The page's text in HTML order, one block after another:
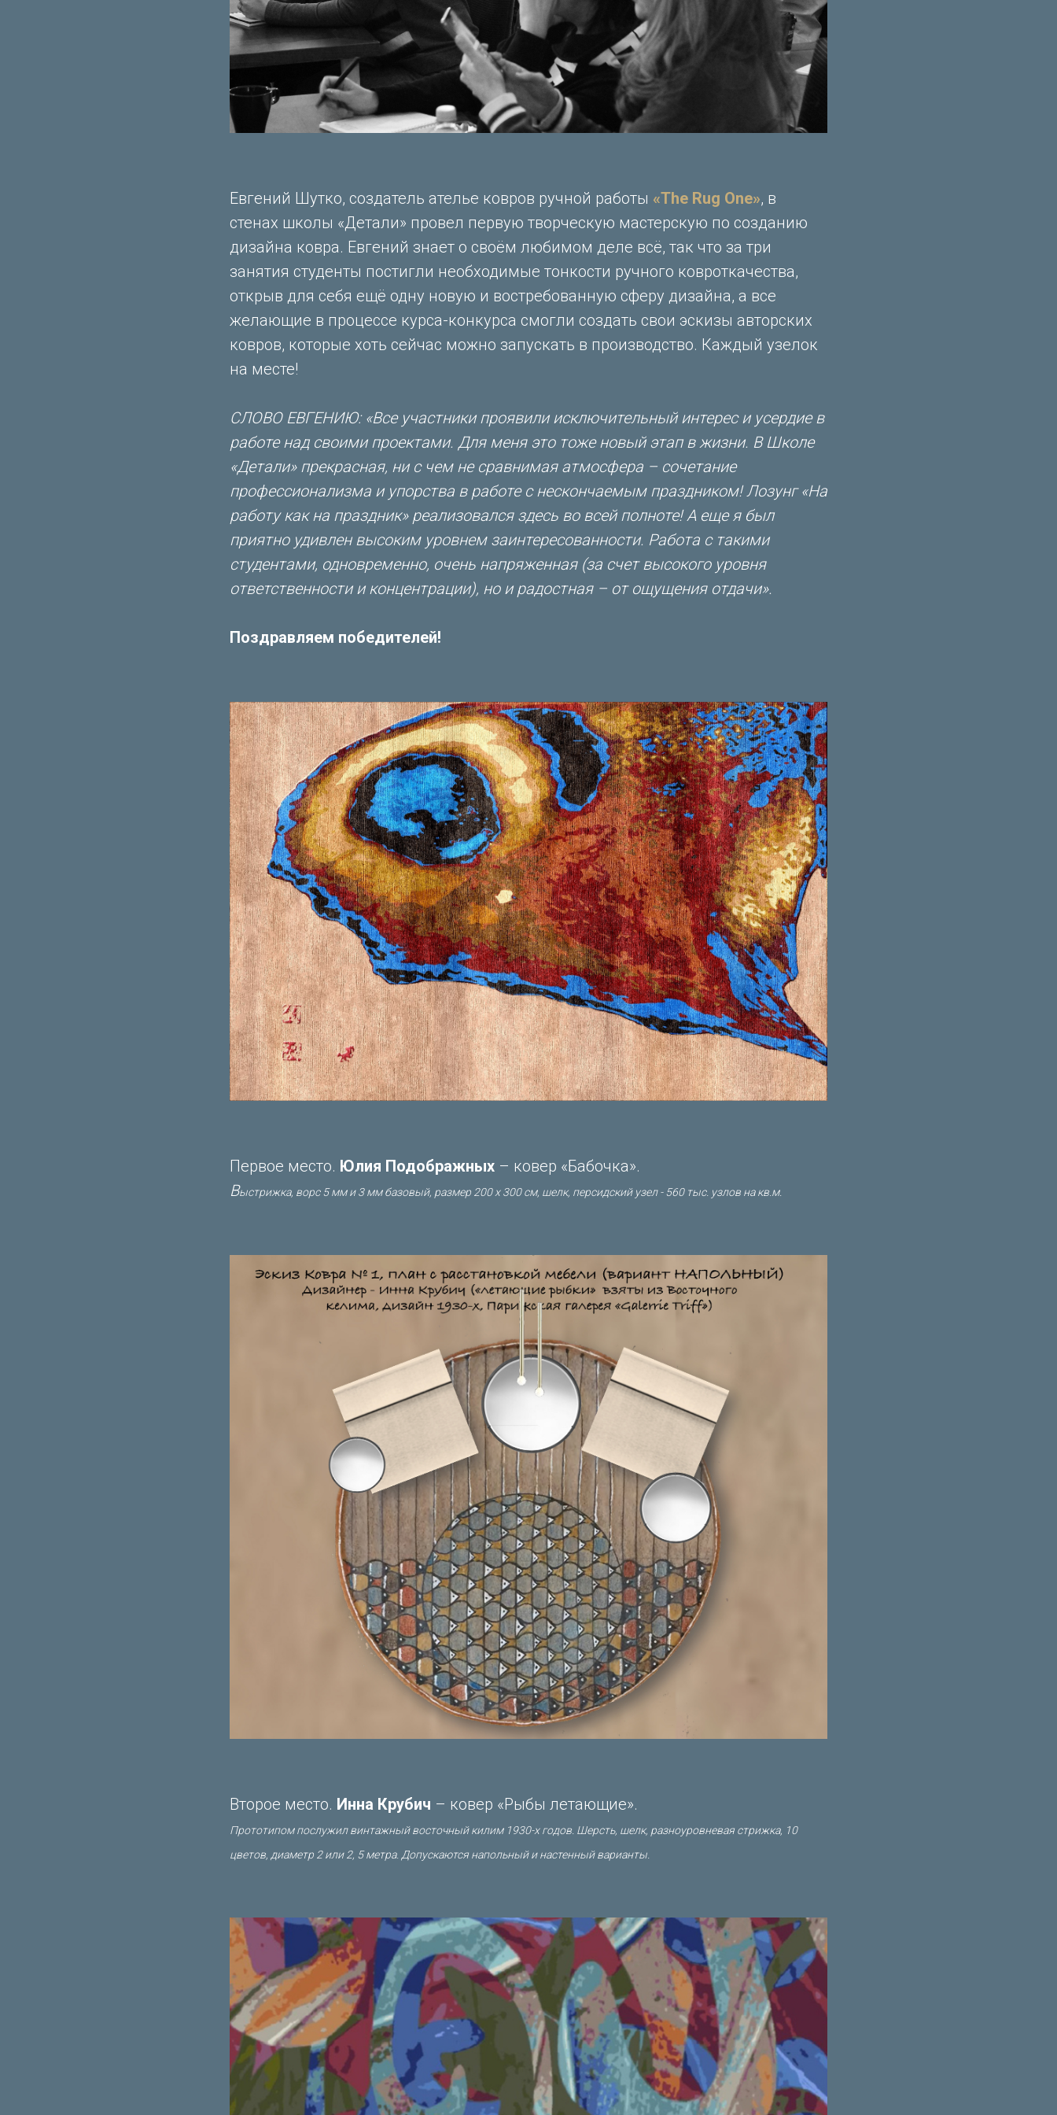
Евгений Шутко, создатель ателье ковров ручной работы «The Rug One», в
стенах школы «Детали» провел первую творческую мастерскую по созданию
дизайна ковра. Евгений знает о своём любимом деле всё, так что за три
занятия студенты постигли необходимые тонкости ручного ковроткачества,
открыв для себя ещё одну новую и востребованную сферу дизайна, а все
желающие в процессе курса-конкурса смогли создать свои эскизы авторских
ковров, которые хоть сейчас можно запускать в производство. Каждый узелок
на месте!
СЛОВО ЕВГЕНИЮ: «Все участники проявили исключительный интерес и усердие в
работе над своими проектами. Для меня это тоже новый этап в жизни. В Школе
«Детали» прекрасная, ни с чем не сравнимая атмосфера – сочетание
профессионализма и упорства в работе с нескончаемым праздником! Лозунг «На
работу как на праздник» реализовался здесь во всей полноте! А еще я был
приятно удивлен высоким уровнем заинтересованности. Работа с такими
студентами, одновременно, очень напряженная (за счет высокого уровня
ответственности и концентрации), но и радостная – от ощущения отдачи».
Поздравляем победителей!
Первое место. Юлия Подображных – ковер «Бабочка».
Выстрижка, ворс 5 мм и 3 мм базовый, размер 200 х 300 см, шелк, персидский узел - 560 тыс. узлов на кв.м.
Второе место. Инна Крубич – ковер «Рыбы летающие».
Прототипом послужил винтажный восточный килим 1930-х годов. Шерсть, шелк, разноуровневая стрижка, 10
цветов, диаметр 2 или 2, 5 метра. Допускаются напольный и настенный варианты.